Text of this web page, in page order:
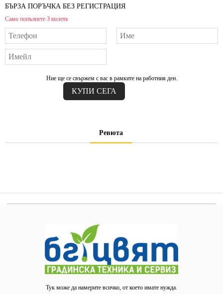
БЪРЗА ПОРЪЧКА БЕЗ РЕГИСТРАЦИЯ
Само попълнете 3 полета
Ние ще се свържем с вас в рамките на работния ден.
Ревюта
Тук може да намерите всичко, от което имате нужда.